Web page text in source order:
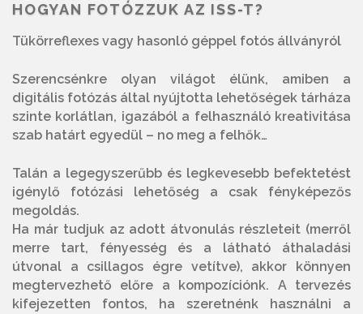
HOGYAN FOTÓZZUK AZ ISS-T?
Tükörreflexes vagy hasonló géppel fotós állványról
Szerencsénkre olyan világot élünk, amiben a
digitális fotózás által nyújtotta lehetőségek tárháza
szinte korlátlan, igazából a felhasználó kreativitása
szab határt egyedül – no meg a felhők…
Talán a legegyszerűbb és legkevesebb befektetést
igénylő fotózási lehetőség a csak fényképezős
megoldás.
Ha már tudjuk az adott átvonulás részleteit (merről
merre tart, fényesség és a látható áthaladási
útvonal a csillagos égre vetítve), akkor könnyen
megtervezhető előre a kompozíciónk. A tervezés
kifejezetten fontos, ha szeretnénk használni a